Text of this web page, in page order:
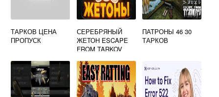
ТАРКОВ ЦЕНА
ПРОПУСК
СЕРЕБРЯНЫЙ
ЖЕТОН ESCAPE
FROM TARKOV
ПАТРОНЫ 46 30
ТАРКОВ